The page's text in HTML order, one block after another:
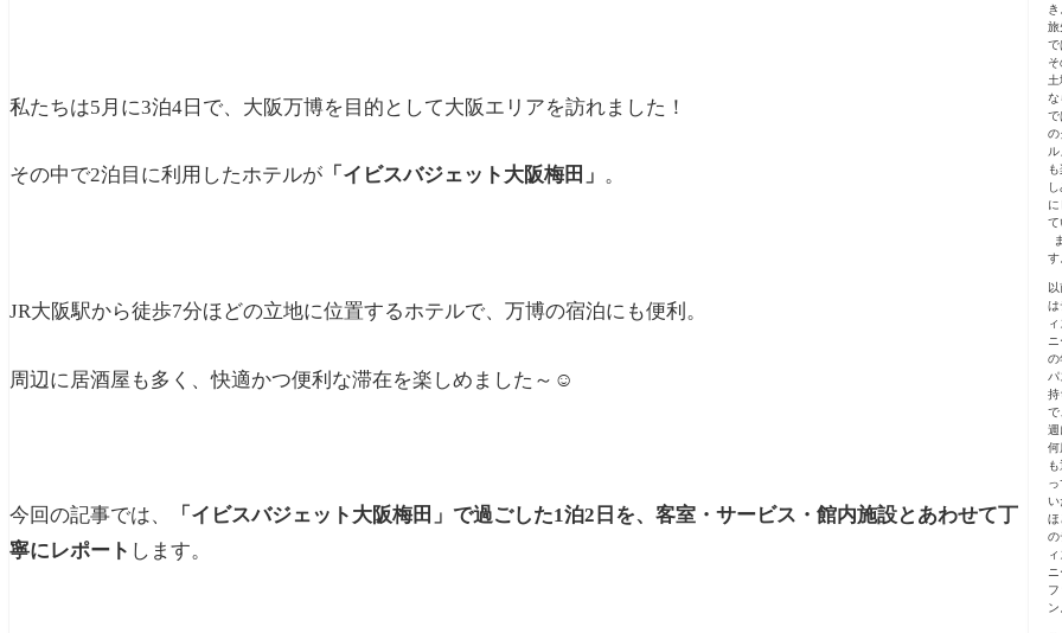
私たちは5月に3泊4日で、大阪万博を目的として大阪エリアを訪れました！
その中で2泊目に利用したホテルが 「イビスバジェット大阪梅田」 。
JR大阪駅から徒歩7分ほどの立地に位置するホテルで、万博の宿泊にも便利。
周辺に居酒屋も多く、快適かつ便利な滞在を楽しめました～☺️
今回の記事では、
「イビスバジェット大阪梅田」で過ごした1泊2日を、客室・サービス・館内施設とあわせて丁
寧にレポート します。
き
旅
で
そ
土
な
で
の
ル
に
て
ま
す
以
は
ニ
の
パ
持
で
週
何
も
っ
い
ほ
の
ニ
フ
ン